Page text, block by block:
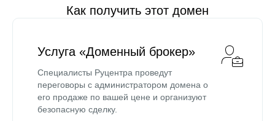
Как получить этот домен
Услуга «Доменный брокер»
Специалисты Руцентра проведут
переговоры с администратором домена о
его продаже по вашей цене и организуют
безопасную сделку.